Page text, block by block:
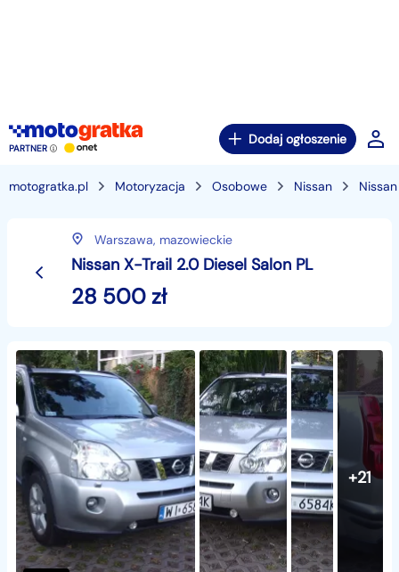
PARTNER
Dodaj ogłoszenie
motogratka.pl Motoryzacja Osobowe Nissan
Warszawa, mazowieckie
Nissan X-Trail 2.0 Diesel Salon PL
28 500zł
+21